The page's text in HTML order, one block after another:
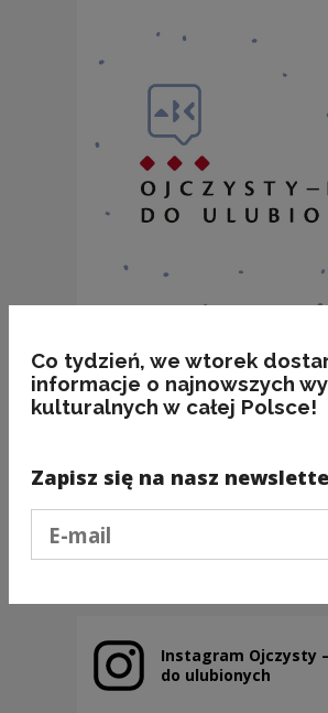
„A To Polska Właśnie”
Kategorie:kultura, ortografia
Poprzedni slajd
Instagram Ojczysty
do ulubionych
Uwaga, link zostanie otwarty
Co tydzień, we wtorek
informacje o najnowszych
kulturalnych w całej Polsce!
Zapisz się na nasz